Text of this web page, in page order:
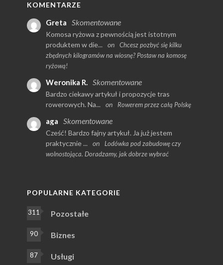
KOMENTARZE
Greta Skomentowane
Komosa ryżowa z pewnością jest istotnym
produktem w die...
on
Chcesz pozbyć się kilku
zbędnych kilogramów na wiosnę? Postaw na komosę
ryżową!
Weronika R. Skomentowane
Bardzo ciekawy artykuł i propozycje tras
rowerowych. Na...
on Rowerem przez całą Polskę
aga Skomentowane
Cześć! Bardzo fajny artykuł. Ja już jestem
praktycznie ...
on
Lodówka pod zabudowę czy
wolnostojąca. Doradzamy, jak dobrze wybrać
POPULARNE KATEGORIE
311 Pozostałe
90 Biznes
87 Usługi